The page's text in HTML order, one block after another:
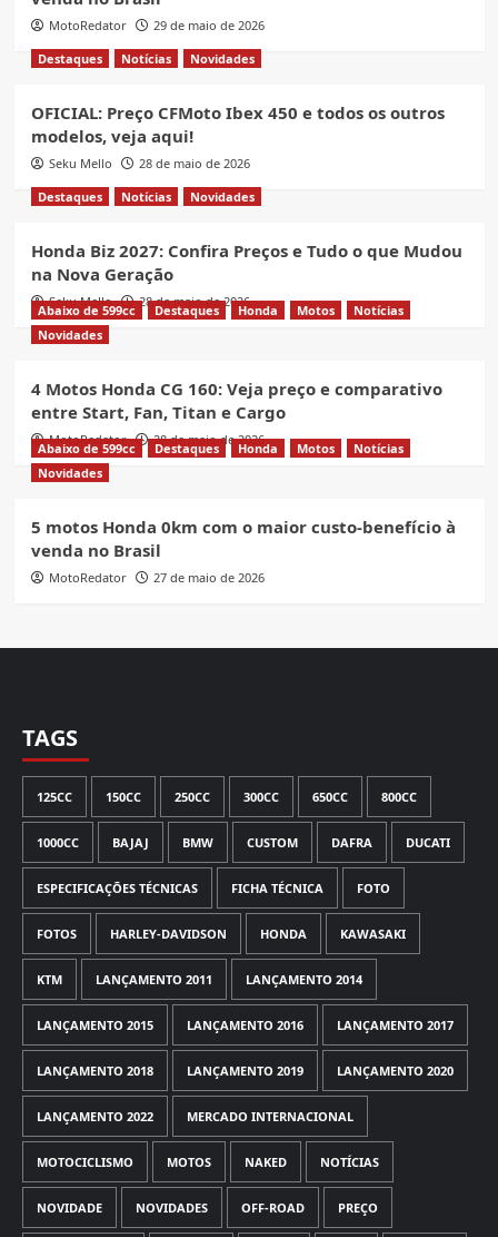
MotoRedator
29 de maio de 2026
Destaques
Notícias Novidades
OFICIAL: Preço CFMoto Ibex 450 e todos os outros
modelos, veja aqui!
Seku Mello
28 de maio de 2026
Destaques
Notícias Novidades
Honda Biz 2027: Confira Preços e Tudo o que Mudou
na Nova Geração
Seku Mello 28 de maio de 2026
Abaixo de 599cc Destaques Honda Motos
Notícias
Novidades
4 Motos Honda CG 160: Veja preço e comparativo
entre Start, Fan, Titan e Cargo
MotoRedator 28 de maio de 2026
Abaixo de 599cc Destaques Honda Motos
Notícias
Novidades
5 motos Honda 0km com o maior custo-benefício à
venda no Brasil
MotoRedator 27 de maio de 2026
TAGS
125CC 150CC 250CC 300CC 650CC 800CC
1000CC BAJAJ BMW CUSTOM DAFRA DUCATI
ESPECIFICAÇÕES TÉCNICAS FICHA TÉCNICA FOTO
FOTOS HARLEY-DAVIDSON HONDA KAWASAKI
KTM LANÇAMENTO 2011 LANÇAMENTO 2014
LANÇAMENTO 2015 LANÇAMENTO 2016 LANÇAMENTO 2017
LANÇAMENTO 2018 LANÇAMENTO 2019 LANÇAMENTO 2020
LANÇAMENTO 2022 MERCADO INTERNACIONAL
MOTOCICLISMO MOTOS NAKED NOTÍCIAS
NOVIDADE NOVIDADES OFF-ROAD PREÇO